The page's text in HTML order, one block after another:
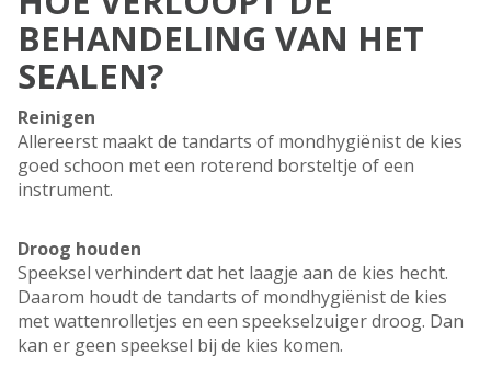
BEHANDELING VAN HET
SEALEN?
Reinigen
Allereerst maakt de tandarts of mondhygiënist de kies
goed schoon met een roterend borsteltje of een
instrument.
Droog houden
Speeksel verhindert dat het laagje aan de kies hecht.
Daarom houdt de tandarts of mondhygiënist de kies
met wattenrolletjes en een speekselzuiger droog. Dan
kan er geen speeksel bij de kies komen.